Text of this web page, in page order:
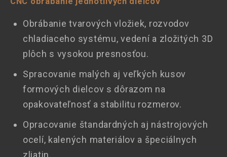
Obrábanie tvarových vložiek, rozvodov
chladiaceho systému, vedení a zložitých 3D
plôch s vysokou presnosťou.
Spracovanie malých aj veľkých kusov
formových dielcov s dôrazom na
opakovateľnosť a stabilitu rozmerov.
Opracovanie štandardných aj nástrojových
ocelí, kalených materiálov a špeciálnych
zliatin.